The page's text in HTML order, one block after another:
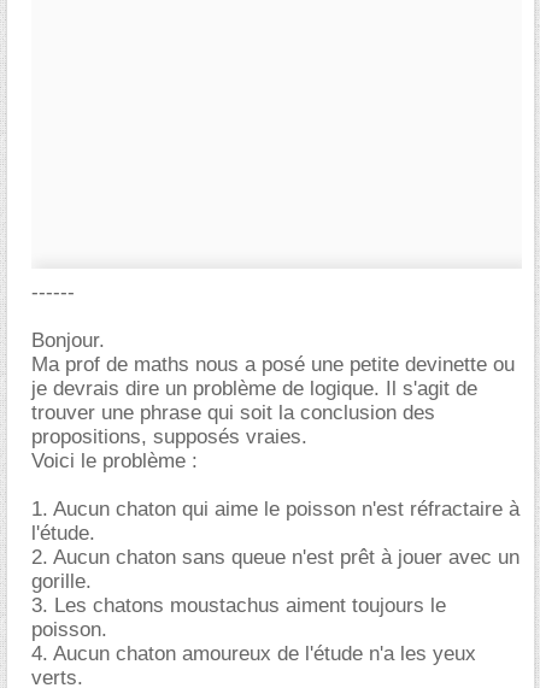
------
Bonjour.
Ma prof de maths nous a posé une petite devinette ou
je devrais dire un problème de logique. Il s'agit de
trouver une phrase qui soit la conclusion des
propositions, supposés vraies.
Voici le problème :
1. Aucun chaton qui aime le poisson n'est réfractaire à
l'étude.
2. Aucun chaton sans queue n'est prêt à jouer avec un
gorille.
3. Les chatons moustachus aiment toujours le
poisson.
4. Aucun chaton amoureux de l'étude n'a les yeux
verts.